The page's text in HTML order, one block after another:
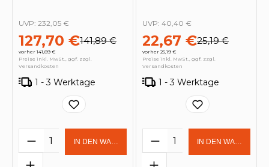
127,70 €141,89 €
vorher 141,89 €
UVP: 232,05 €
Preise inkl. MwSt., ggf. zzgl.
Versandkosten
1 - 3 Werktage
Produkt Anzahl: Gib den
IN DEN WARENKORB
22,67 €25,19 €
vorher 25,19 €
UVP: 40,40 €
Preise inkl. MwSt., ggf. zzgl.
Versandkosten
1 - 3 Werktage
Produkt Anzahl:
IN DEN